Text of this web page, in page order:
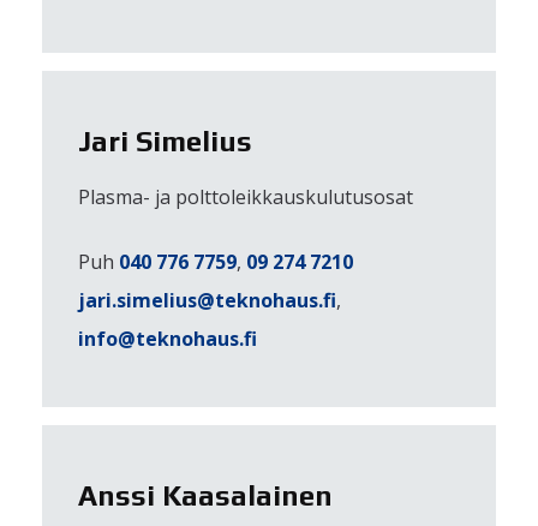
Jari Simelius
Plasma- ja polttoleikkauskulutusosat
Puh 040 776 7759, 09 274 7210
jari.simelius@teknohaus.fi,
info@teknohaus.fi
Anssi Kaasalainen